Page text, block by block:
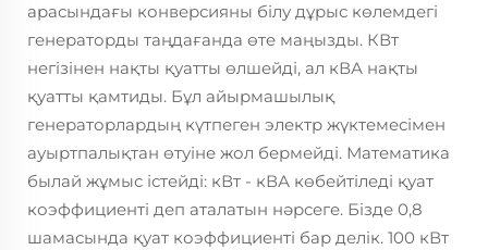
арасындағы конверсияны білу дұрыс көлемдегі
генераторды таңдағанда өте маңызды. КВт
негізінен нақты қуатты өлшейді, ал кВА нақты
қуатты қамтиды. Бұл айырмашылық
генераторлардың күтпеген электр жүктемесімен
ауыртпалықтан өтуіне жол бермейді. Математика
былай жұмыс істейді: кВт - кВА көбейтіледі қуат
коэффициенті деп аталатын нәрсеге. Бізде 0,8
шамасында қуат коэффициенті бар делік. 100 кВт